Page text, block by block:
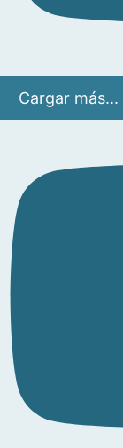
Cargar más...